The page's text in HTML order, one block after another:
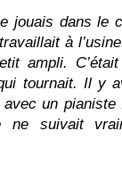
dans le
à
ampli.
tournait. Il y
un
ne suivait